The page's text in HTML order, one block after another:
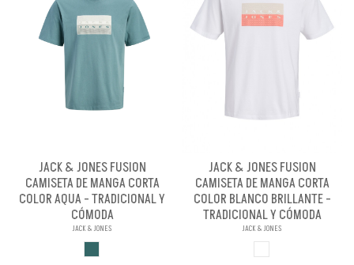
JACK & JONES FUSION
CAMISETA DE MANGA CORTA
COLOR AQUA - TRADICIONAL Y
CÓMODA
JACK & JONES
JACK & JONES FUSION
CAMISETA DE MANGA CORTA
COLOR BLANCO BRILLANTE -
TRADICIONAL Y CÓMODA
JACK & JONES